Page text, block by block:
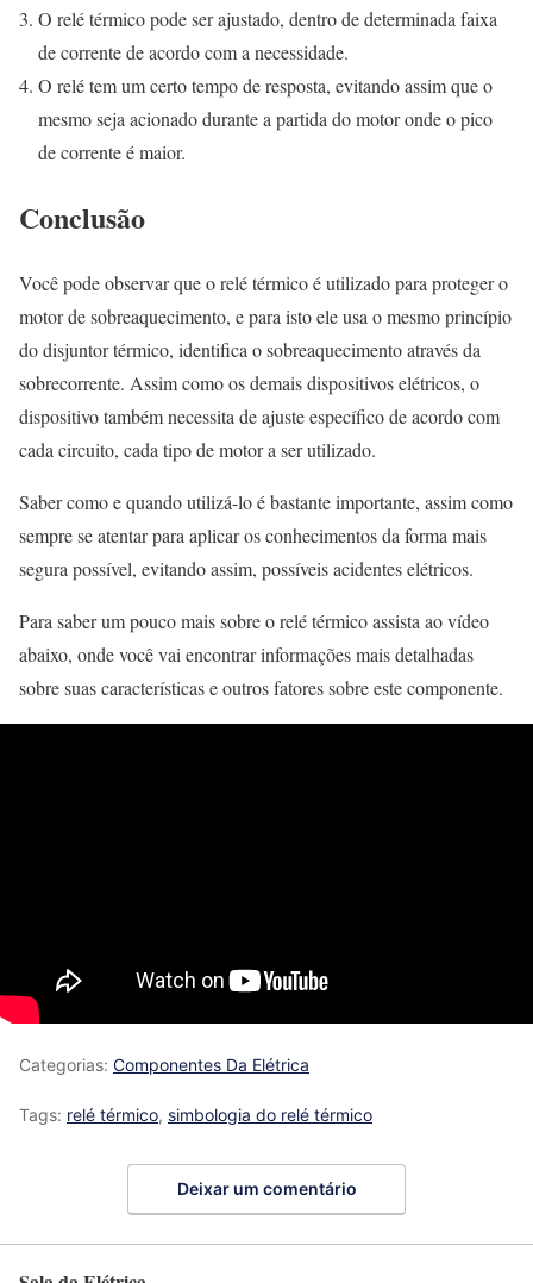
O relé térmico pode ser ajustado, dentro de determinada faixa
de corrente de acordo com a necessidade.
O relé tem um certo tempo de resposta, evitando assim que o
mesmo seja acionado durante a partida do motor onde o pico
de corrente é maior.
Conclusão
Você pode observar que o relé térmico é utilizado para proteger o
motor de sobreaquecimento, e para isto ele usa o mesmo princípio
do disjuntor térmico, identifica o sobreaquecimento através da
sobrecorrente. Assim como os demais dispositivos elétricos, o
dispositivo também necessita de ajuste específico de acordo com
cada circuito, cada tipo de motor a ser utilizado.
Saber como e quando utilizá-lo é bastante importante, assim como
sempre se atentar para aplicar os conhecimentos da forma mais
segura possível, evitando assim, possíveis acidentes elétricos.
Para saber um pouco mais sobre o relé térmico assista ao vídeo
abaixo, onde você vai encontrar informações mais detalhadas
sobre suas características e outros fatores sobre este componente.
Categorias: Componentes Da Elétrica
Tags: relé térmico, simbologia do relé térmico
Deixar um comentário